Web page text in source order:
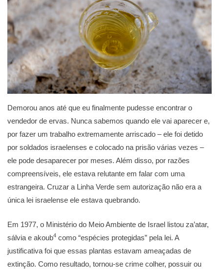
Demorou anos até que eu finalmente pudesse encontrar o
vendedor de ervas. Nunca sabemos quando ele vai aparecer e,
por fazer um trabalho extremamente arriscado – ele foi detido
por soldados israelenses e colocado na prisão várias vezes –
ele pode desaparecer por meses. Além disso, por razões
compreensíveis, ele estava relutante em falar com uma
estrangeira. Cruzar a Linha Verde sem autorização não era a
única lei israelense ele estava quebrando.
Em 1977, o Ministério do Meio Ambiente de Israel listou za’atar,
sálvia e akoub4 como “espécies protegidas” pela lei. A
justificativa foi que essas plantas estavam ameaçadas de
extinção. Como resultado, tornou-se crime colher, possuir ou